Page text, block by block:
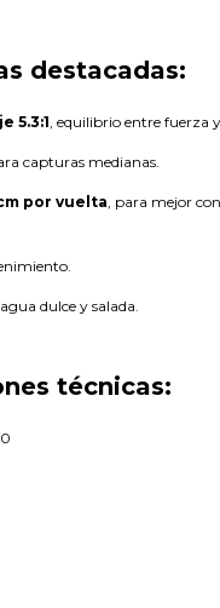
destacadas:
5.3:1 , equilibrio entre fuerza
capturas medianas.
por vuelta , para mejor
dulce y salada.
técnicas: